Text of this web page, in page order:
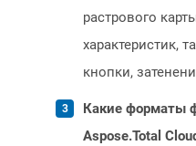
растрового
характеристик,
кнопки,
Какие форматы
Aspose.Total